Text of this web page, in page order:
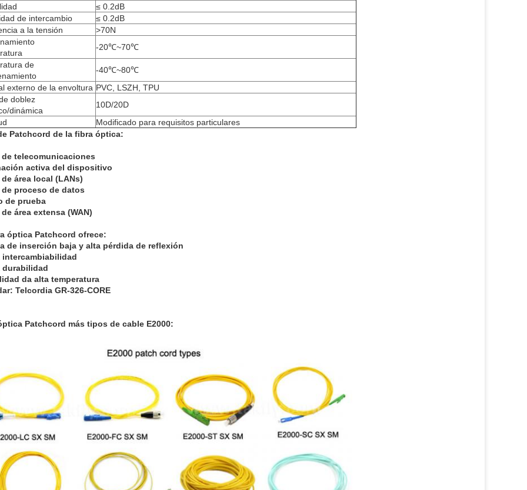
≤ 0.2dB
de intercambio
≤ 0.2dB
a la tensión
>70N
-20℃~70℃
de
-40℃~80℃
externo de la envoltura PVC, LSZH, TPU
doblez
dinámica
10D/20D
Modificado para requisitos particulares
Patchcord de la fibra óptica:
de telecomunicaciones
activa del dispositivo
de área local (LANs)
de proceso de datos
de prueba
área extensa (WAN)
óptica Patchcord ofrece:
de inserción baja y alta pérdida de reflexión
intercambiabilidad
durabilidad
da alta temperatura
Telcordia GR-326-CORE
Patchcord más tipos de cable E2000: